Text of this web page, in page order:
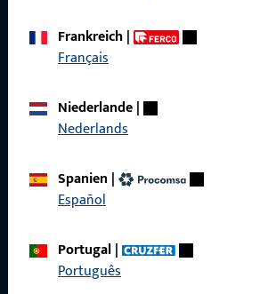
Frankreich|
Français
Niederlande|
Nederlands
Spanien |
Español
Portugal|
Português